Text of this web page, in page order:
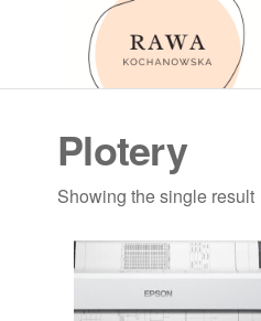
Plotery
Showing the single result